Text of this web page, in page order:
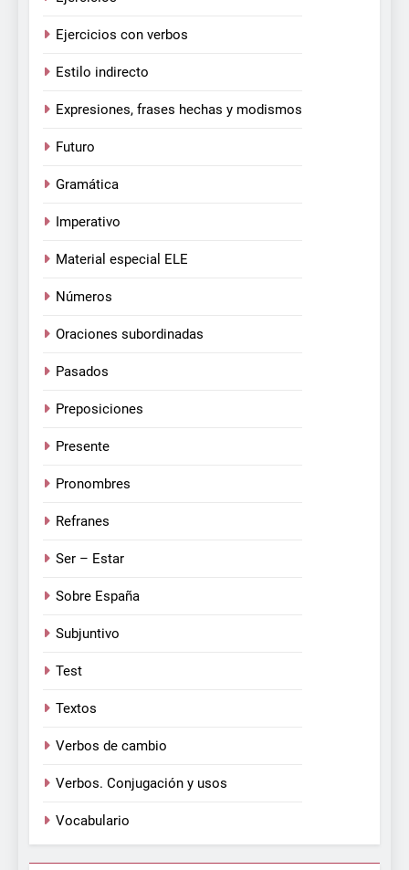
Ejercicios con verbos
Estilo indirecto
Expresiones, frases hechas y modismos
Futuro
Gramática
Imperativo
Material especial ELE
Números
Oraciones subordinadas
Pasados
Preposiciones
Presente
Pronombres
Refranes
Ser – Estar
Sobre España
Subjuntivo
Test
Textos
Verbos de cambio
Verbos. Conjugación y usos
Vocabulario